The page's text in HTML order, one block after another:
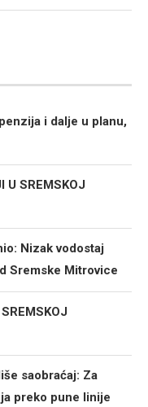
i dalje u planu,
U SREMSKOJ
Nizak vodostaj
Sremske Mitrovice
saobraćaj: Za
preko pune linije